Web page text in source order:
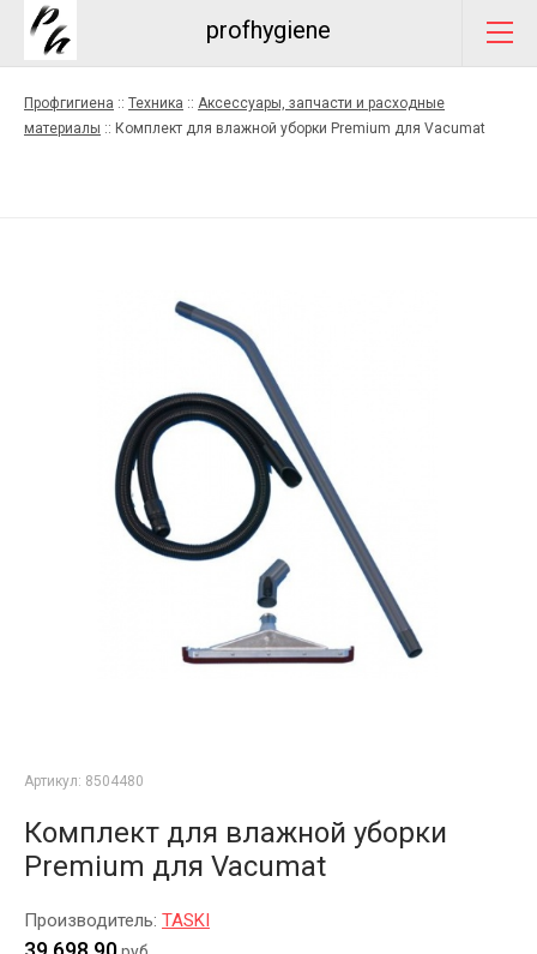
profhygiene
Профгигиена :: Техника :: Аксессуары, запчасти и расходные
материалы :: Комплект для влажной уборки Premium для Vacumat
Артикул: 8504480
Комплект для влажной уборки
Premium для Vacumat
Производитель: TASKI